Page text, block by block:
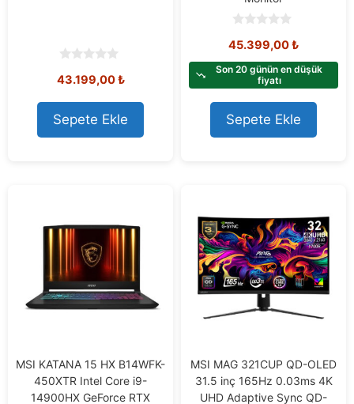
o
t
o
f
5
43.199,00₺
Sepete Ekle
o
t
f
5
45.399,00₺
Son 20 günün en düşük
fiyatı
Sepete Ekle
MSI KATANA 15 HX B14WFK-
450XTR Intel Core i9-
14900HX GeForce RTX
MSI MAG 321CUP QD-OLED
31.5 inç 165Hz 0.03ms 4K
UHD Adaptive Sync QD-